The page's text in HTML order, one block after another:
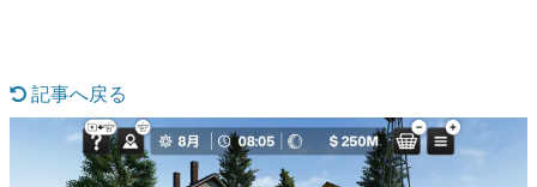
なんでゲームは面白い？
ゲーム開発者・hamatsu氏がゲームの魅力を画面や操作の
記事へ戻る